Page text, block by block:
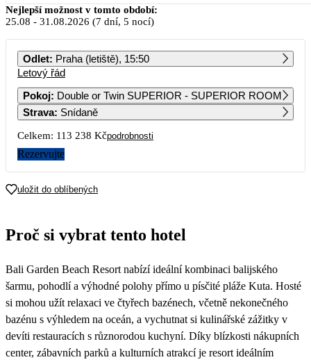
Srpen 2026
PO ÚT ST ČT PÁ SO NE
3 4
10
17 18
49 089 56 619 43 239 55 399
47 869
Nejlepší možnost v tomto období:
25.08 - 31.08.2026 (7 dní, 5 nocí)
Odlet: Praha (letiště), 15:50
Letový řád
Pokoj: Double or Twin SUPERIOR - SUPERIOR ROOM
Strava: Snídaně
Celkem: 113 238 Kčpodrobnosti
Rezervujte
uložit do oblíbených
Proč si vybrat tento hotel
Bali Garden Beach Resort nabízí ideální kombinaci balijského
šarmu, pohodlí a výhodné polohy přímo u písčité pláže Kuta. Hosté
si mohou užít relaxaci ve čtyřech bazénech, včetně nekonečného
bazénu s výhledem na oceán, a vychutnat si kulinářské zážitky v
devíti restauracích s různorodou kuchyní. Díky blízkosti nákupních
center, zábavních parků a kulturních atrakcí je resort ideálním